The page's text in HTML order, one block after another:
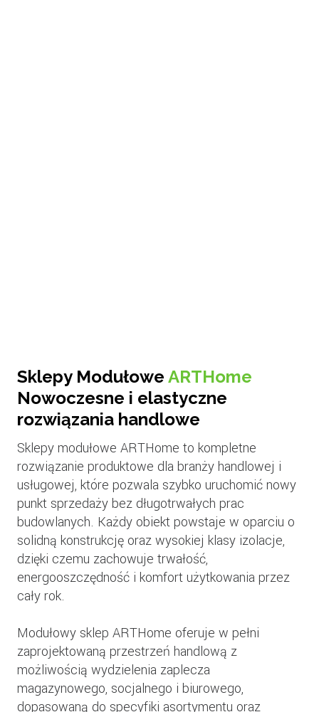
Sklepy Modułowe ARTHome
Nowoczesne i elastyczne
rozwiązania handlowe
Sklepy modułowe ARTHome to kompletne
rozwiązanie produktowe dla branży handlowej i
usługowej, które pozwala szybko uruchomić nowy
punkt sprzedaży bez długotrwałych prac
budowlanych. Każdy obiekt powstaje w oparciu o
solidną konstrukcję oraz wysokiej klasy izolacje,
dzięki czemu zachowuje trwałość,
energooszczędność i komfort użytkowania przez
cały rok.
Modułowy sklep ARTHome oferuje w pełni
zaprojektowaną przestrzeń handlową z
możliwością wydzielenia zaplecza
magazynowego, socjalnego i biurowego,
dopasowaną do specyfiki asortymentu oraz